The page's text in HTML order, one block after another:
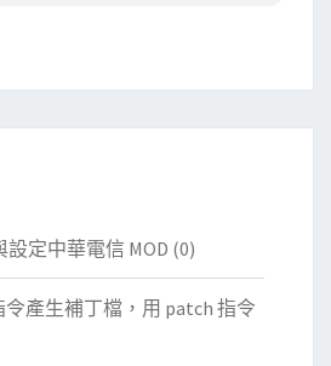
定中華電信 MOD (0)
令產生補丁檔，用 patch 指令